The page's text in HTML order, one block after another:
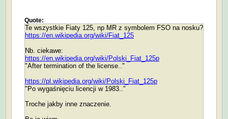
Quote:
Te wszystkie Fiaty 125, np MR z symbolem FSO na nosku?
https://en.wikipedia.org/wiki/Fiat_125
Nb. ciekawe:
https://en.wikipedia.org/wiki/Polski_Fiat_125p
"After termination of the license.."
https://pl.wikipedia.org/wiki/Polski_Fiat_125p
"Po wygaśnięciu licencji w 1983.."
Troche jakby inne znaczenie.